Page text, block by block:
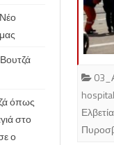
hospital
Ελβετία
όπως
στο
ο